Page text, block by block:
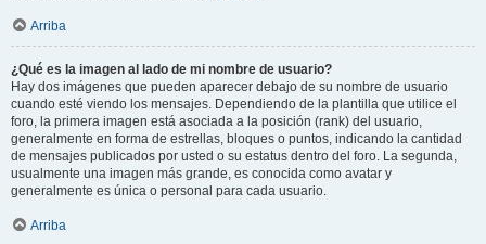
Arriba
¿Qué es la imagen al lado de mi nombre de usuario?
Hay dos imágenes que pueden aparecer debajo de su nombre de usuario
cuando esté viendo los mensajes. Dependiendo de la plantilla que utilice el
foro, la primera imagen está asociada a la posición (rank) del usuario,
generalmente en forma de estrellas, bloques o puntos, indicando la cantidad
de mensajes publicados por usted o su estatus dentro del foro. La segunda,
usualmente una imagen más grande, es conocida como avatar y
generalmente es única o personal para cada usuario.
Arriba